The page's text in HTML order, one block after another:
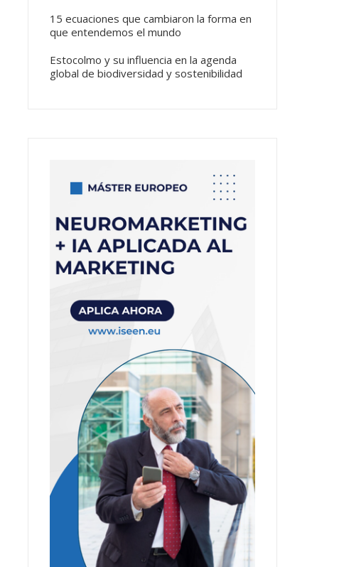
15 ecuaciones que cambiaron la forma en
que entendemos el mundo
Estocolmo y su influencia en la agenda
global de biodiversidad y sostenibilidad